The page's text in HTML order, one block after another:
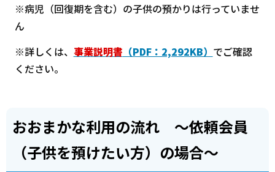
※病児（回復期を含む）の子供の預かりは行っていませ
ん
※詳しくは、 事業説明書 （PDF：2,292KB） でご確認
ください。
おおまかな利用の流れ ～依頼会員
（子供を預けたい方）の場合～